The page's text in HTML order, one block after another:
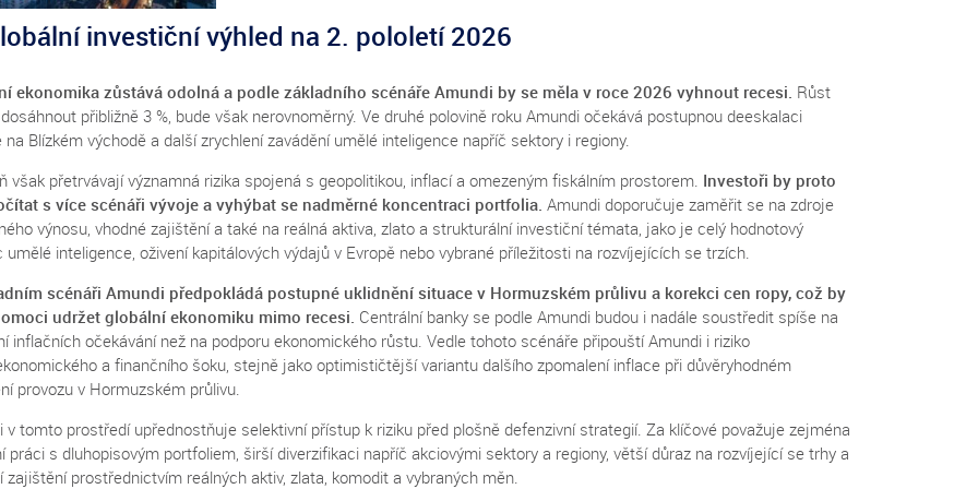
investiční výhled na 2. pololetí 2026
ekonomika zůstává odolná a podle základního scénáře Amundi by se měla v roce 2026 vyhnout recesi. Růst
přibližně 3 %, bude však nerovnoměrný. Ve druhé polovině roku Amundi očekává postupnou deeskalaci
Blízkém východě a další zrychlení zavádění umělé inteligence napříč sektory i regiony.
však přetrvávají významná rizika spojená s geopolitikou, inflací a omezeným fiskálním prostorem. Investoři by proto
s více scénáři vývoje a vyhýbat se nadměrné koncentraci portfolia. Amundi doporučuje zaměřit se na zdroje
výnosu, vhodné zajištění a také na reálná aktiva, zlato a strukturální investiční témata, jako je celý hodnotový
umělé inteligence, oživení kapitálových výdajů v Evropě nebo vybrané příležitosti na rozvíjejících se trzích.
scénáři Amundi předpokládá postupné uklidnění situace v Hormuzském průlivu a korekci cen ropy, což by
udržet globální ekonomiku mimo recesi. Centrální banky se podle Amundi budou i nadále soustředit spíše na
inflačních očekávání než na podporu ekonomického růstu. Vedle tohoto scénáře připouští Amundi i riziko
a finančního šoku, stejně jako optimističtější variantu dalšího zpomalení inflace při důvěryhodném
provozu v Hormuzském průlivu.
v tomto prostředí upřednostňuje selektivní přístup k riziku před plošně defenzivní strategií. Za klíčové považuje zejména
práci s dluhopisovým portfoliem, širší diverzifikaci napříč akciovými sektory a regiony, větší důraz na rozvíjející se trhy a
zajištění prostřednictvím reálných aktiv, zlata, komodit a vybraných měn.